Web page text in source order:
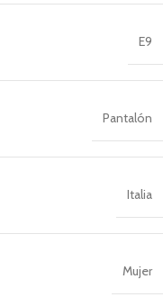
E9
Pantalón
Italia
Mujer